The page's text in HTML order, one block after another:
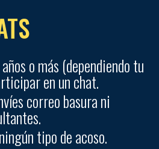
o más (dependiendo tu
en un chat.
correo basura ni
tipo de acoso.